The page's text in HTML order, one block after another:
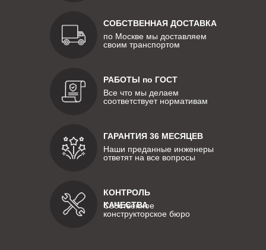
СОБСТВЕННАЯ ДОСТАВКА
по Москве мы доставляем
своим транспортом
РАБОТЫ по ГОСТ
Все что мы делаем
соответствует нормативам
КОНТРОЛЬ
КАЧЕСТВА
Собственное
конструкторское бюро
ГАРАНТИЯ 36 МЕСЯЦЕВ
Наши преданные инженеры
ответят на все вопросы